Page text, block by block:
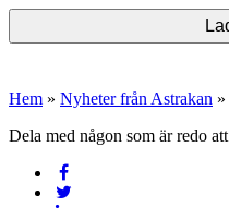
Hem » Nyheter från Astrakan »
Dela med någon som är redo